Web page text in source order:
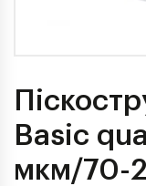
Basic
мкм/70-